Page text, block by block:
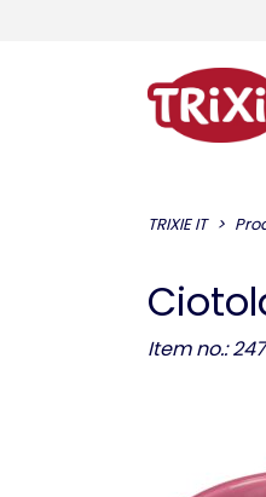
TRIXIE IT
Item no.: